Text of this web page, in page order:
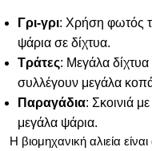
Γρι-γρι: Χρήση φωτός
ψάρια σε δίχτυα.
Τράτες: Μεγάλα
συλλέγουν μεγάλα
Παραγάδια: Σκοινιά
μεγάλα ψάρια.
Η βιομηχανική αλιεία